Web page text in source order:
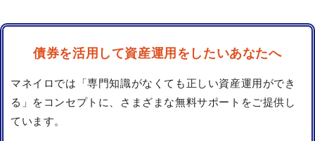
債券を活用して資産運用をしたいあなたへ
マネイロでは「専門知識がなくても正しい資産運用ができ
る」をコンセプトに、さまざまな無料サポートをご提供し
ています。